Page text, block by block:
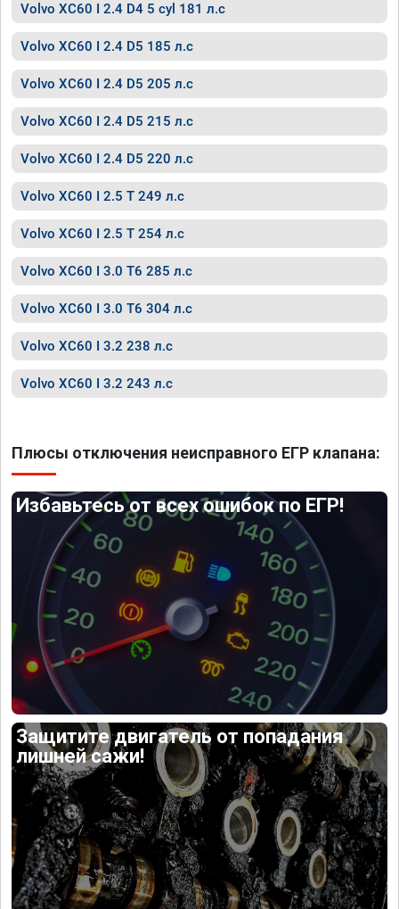
Volvo XC60 I 2.4 D4 5 cyl 181 л.с
Volvo XC60 I 2.4 D5 185 л.с
Volvo XC60 I 2.4 D5 205 л.с
Volvo XC60 I 2.4 D5 215 л.с
Volvo XC60 I 2.4 D5 220 л.с
Volvo XC60 I 2.5 T 249 л.с
Volvo XC60 I 2.5 T 254 л.с
Volvo XC60 I 3.0 T6 285 л.с
Volvo XC60 I 3.0 T6 304 л.с
Volvo XC60 I 3.2 238 л.с
Volvo XC60 I 3.2 243 л.с
Плюсы отключения неисправного ЕГР клапана:
Избавьтесь от всех ошибок по ЕГР!
Защитите двигатель от попадания
лишней сажи!